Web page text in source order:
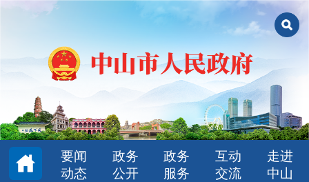
要闻
动态
政务
公开
政务
服务
互动
交流
走进
中山